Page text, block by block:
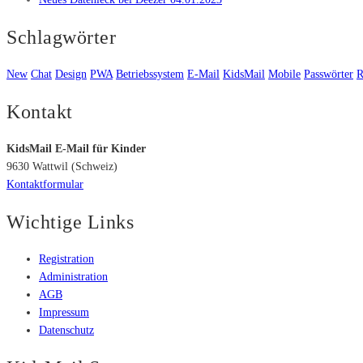
Schlagwörter
New Chat Design PWA Betriebssystem E-Mail KidsMail Mobile Passwörter
Kontakt
KidsMail E-Mail für Kinder
9630 Wattwil (Schweiz)
Kontaktformular
Wichtige Links
Registration
Administration
AGB
Impressum
Datenschutz